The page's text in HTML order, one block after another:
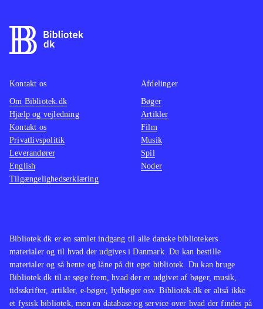
Bibliotek.dk er en samlet indgang til alle danske bibliotekers
materialer og til hvad der udgives i Danmark. Du kan bestille
materialer og så hente og låne på dit eget bibliotek. Du kan bruge
Bibliotek.dk til at søge frem, hvad der er udgivet af bøger, musik,
tidsskrifter, artikler, e-bøger, lydbøger osv. Bibliotek.dk er altså ikke
et fysisk bibliotek, men en database og service over hvad der findes på
Kontakt os
Om Bibliotek.dk
Hjælp og vejledning
Kontakt os
Privatlivspolitik
Leverandører
English
Tilgængelighedserklæring
Afdelinger
Bøger
Artikler
Film
Musik
Spil
Noder